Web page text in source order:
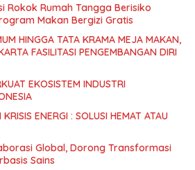
Rokok Rumah Tangga Berisiko
Makan Bergizi Gratis
HINGGA TATA KRAMA MEJA MAKAN,
FASILITASI PENGEMBANGAN DIRI
EKOSISTEM INDUSTRI
ENERGI : SOLUSI HEMAT ATAU
Global, Dorong Transformasi
Sains